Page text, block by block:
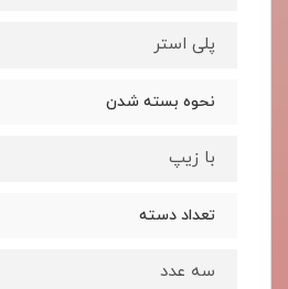
پلی استر
نحوه بسته شدن
با زیپ
تعداد دسته
سه عدد